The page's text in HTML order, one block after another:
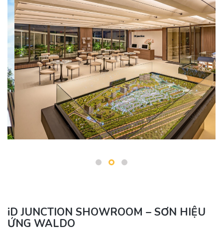
iD JUNCTION SHOWROOM – SƠN HIỆU
ỨNG WALDO